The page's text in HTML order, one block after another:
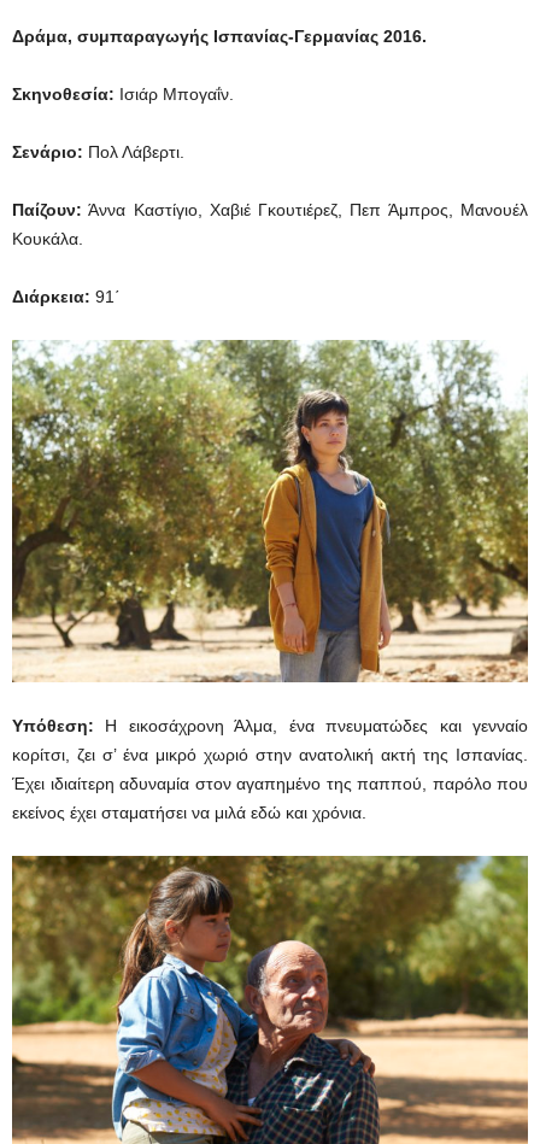
Δράμα, συμπαραγωγής Ισπανίας-Γερμανίας 2016.
Σκηνοθεσία: Ισιάρ Μπογαΐν.
Σενάριο: Πολ Λάβερτι.
Παίζουν: Άννα Καστίγιο, Χαβιέ Γκουτιέρεζ, Πεπ Άμπρος, Μανουέλ
Κουκάλα.
Διάρκεια: 91΄
Υπόθεση: Η εικοσάχρονη Άλμα, ένα πνευματώδες και γενναίο
κορίτσι, ζει σ’ ένα μικρό χωριό στην ανατολική ακτή της Ισπανίας.
Έχει ιδιαίτερη αδυναμία στον αγαπημένο της παππού, παρόλο που
εκείνος έχει σταματήσει να μιλά εδώ και χρόνια.